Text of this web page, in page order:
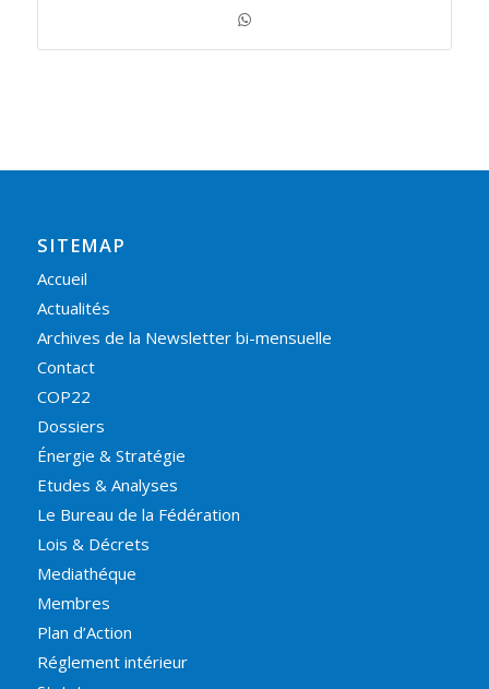
SITEMAP
Accueil
Actualités
Archives de la Newsletter bi-mensuelle
Contact
COP22
Dossiers
Énergie & Stratégie
Etudes & Analyses
Le Bureau de la Fédération
Lois & Décrets
Mediathéque
Membres
Plan d’Action
Réglement intérieur